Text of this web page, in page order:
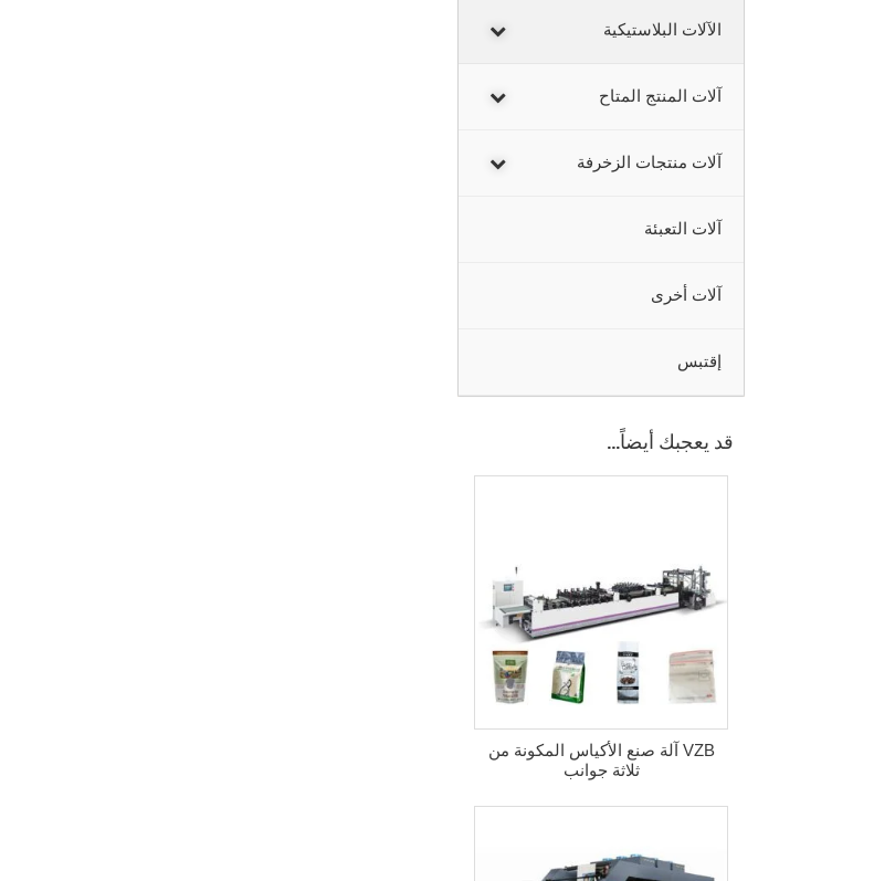
الآلات البلاستيكية
آلات المنتج المتاح
آلات منتجات الزخرفة
آلات التعبئة
آلات أخرى
إقتبس
قد يعجبك أيضاً…
VZB آلة صنع الأكياس المكونة من
ثلاثة جوانب